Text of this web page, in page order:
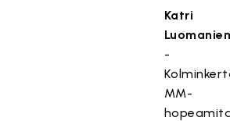
Katri
-
MM-